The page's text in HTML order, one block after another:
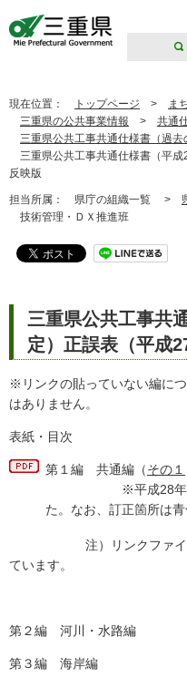
現在位置： トップページ > ま
三重県の公共事業情報 > 共通
三重県公共工事共通仕様書（過去
三重県公共工事共通仕様書（平成
反映版
担当所属： 県庁の組織一覧 >
技術管理・ＤＸ推進班
三重県公共工事共
定）正誤表（平成
※リンクの貼っていない編に
はありません。
表紙・目次
第１編 共通編（その１
※平成28年3月10
た。なお、訂正箇所は青
注）リンクファイルの
ています。
第２編 河川・水路編
第３編 海岸編